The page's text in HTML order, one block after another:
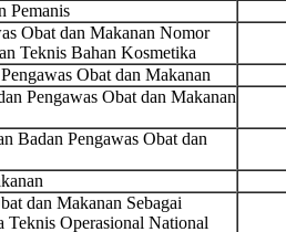
Pemanis
Obat dan Makanan Nomor
Teknis Bahan Kosmetika
Obat dan Makanan
Pengawas Obat dan Makanan
Badan Pengawas Obat dan
dan Makanan Sebagai
Teknis Operasional National